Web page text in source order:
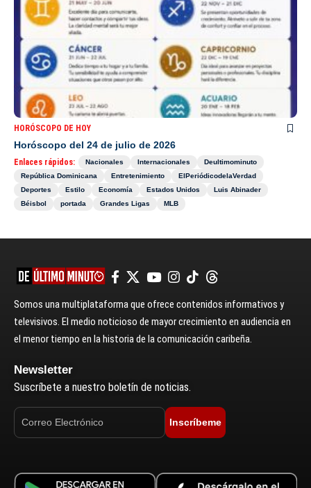
HORÓSCOPO DE HOY
Horóscopo del 24 de julio de 2026
Enlaces rápidos: Nacionales Internacionales
Deultimominuto
República Dominicana
Entretenimiento
ElPeriódicodelaVerdad
Deportes
Estilo Economía Estados Unidos
Luis Abinader
Béisbol
portada Grandes Ligas MLB
Somos una multiplataforma que ofrece contenidos informativos y
televisivos. El medio noticioso de mayor crecimiento en audiencia en
el menor tiempo en la historia de la comunicación caribeña.
Newsletter
Suscríbete a nuestro boletín de noticias.
Inscríbeme